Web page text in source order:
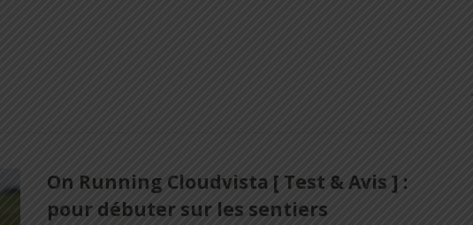
On Running Cloudvista [ Test & Avis ] :
pour débuter sur les sentiers